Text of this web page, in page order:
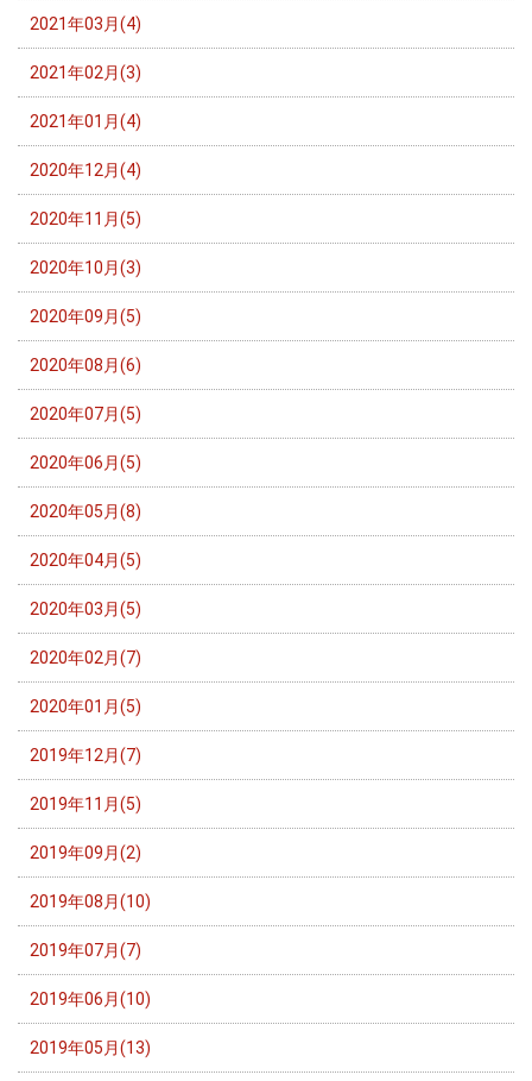
2021年03月(4)
2021年02月(3)
2021年01月(4)
2020年12月(4)
2020年11月(5)
2020年10月(3)
2020年09月(5)
2020年08月(6)
2020年07月(5)
2020年06月(5)
2020年05月(8)
2020年04月(5)
2020年03月(5)
2020年02月(7)
2020年01月(5)
2019年12月(7)
2019年11月(5)
2019年09月(2)
2019年08月(10)
2019年07月(7)
2019年06月(10)
2019年05月(13)